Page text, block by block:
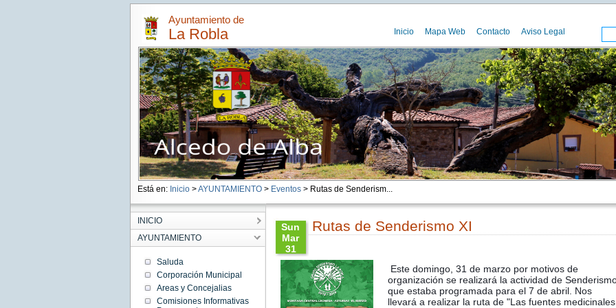
Ayuntamiento de
La Robla Inicio Mapa Web Contacto Aviso Legal
Está en: Inicio >AYUNTAMIENTO> Eventos> Rutas de Senderism...
INICIO
AYUNTAMIENTO
Saluda
Corporación Municipal
Areas y Concejalias
Comisiones Informativas
Sun
Mar
31
10:01:00
CEST
2019
Sun
Mar 31
Rutas de Senderismo XI
Este domingo, 31 de marzo por motivos de
organización se realizará la actividad de
que estaba programada para el 7 de abril. Nos
llevará a realizar la ruta de "Las fuentes medicinales